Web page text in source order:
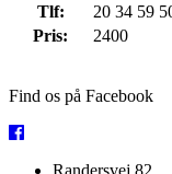
Tlf:
20 34 59
Pris:
2400
Find os på Facebook
Randersvej 82